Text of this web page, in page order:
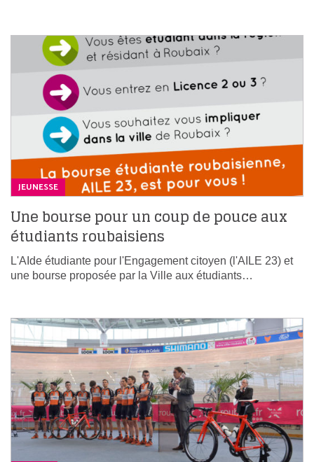
JEUNESSE
Une bourse pour un coup de pouce aux
étudiants roubaisiens
L'AIde étudiante pour l'Engagement citoyen (l'AILE 23) et
une bourse proposée par la Ville aux étudiants…